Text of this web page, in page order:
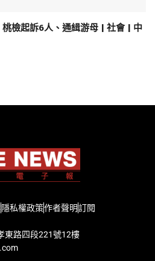
檢起訴6人、通緝游母 | 社會 | 中
隱私權政策作者聲明訂閱
東路四段221號12樓